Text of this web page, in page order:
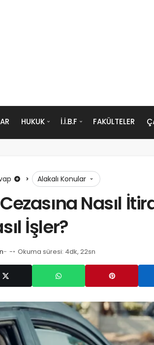
HUKUK İ.İ.B.F FAKÜLTELER
Alakalı Konular
Nasıl
İşler?
- Okuma süresi: 4dk, 22sn